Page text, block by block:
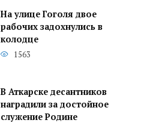
На улице Гоголя двое
рабочих задохнулись в
колодце
1563
В Аткарске десантников
наградили за достойное
служение Родине